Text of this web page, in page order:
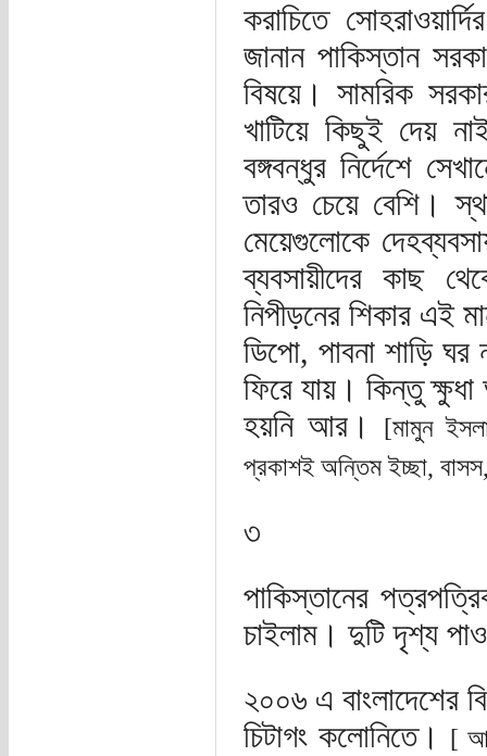
করাচিতে
জানান পাকিস্তান
বিষয়ে। সামরিক
খাটিয়ে কিছুই দেয়
বঙ্গবন্ধুর নির্দেশে
তারও চেয়ে বেশি।
মেয়েগুলোকে
ব্যবসায়ীদের কাছ
নিপীড়নের শিকার এই
ডিপো, পাবনা শাড়ি ঘর
ফিরে যায়। কিন্তু
হয়নি আর।
[মামুন
প্রকাশই অন্তিম ইচ্ছা,
৩
পাকিস্তানের
চাইলাম। দুটি দৃশ্য
২০০৬ এ বাংলাদেশের
চিটাগং কলোনিতে।
[